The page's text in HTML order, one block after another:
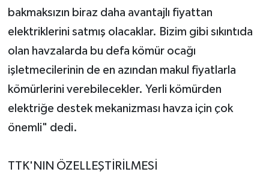
bakmaksızın biraz daha avantajlı fiyattan
elektriklerini satmış olacaklar. Bizim gibi sıkıntıda
olan havzalarda bu defa kömür ocağı
işletmecilerinin de en azından makul fiyatlarla
kömürlerini verebilecekler. Yerli kömürden
elektriğe destek mekanizması havza için çok
önemli" dedi.
TTK'NIN ÖZELLEŞTİRİLMESİ